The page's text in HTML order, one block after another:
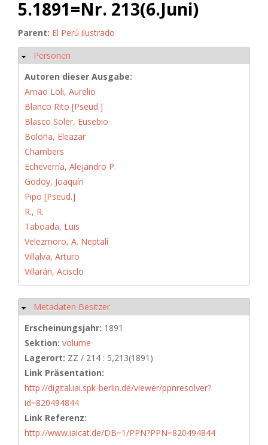
5.1891=Nr. 213(6.Juni)
Parent: El Perú ilustrado
Ausblenden
Personen
Autoren dieser Ausgabe:
Arnao Loli, Aurelio
Blanco Rito [Pseud.]
Blasco Soler, Eusebio
Boloña, Eleazar
Chambers
Echeverría, Alejandro P.
Godoy, Joaquín
Pipo [Pseud.]
R., R.
Taboada, Luis
Velezmoro, A. Neptalí
Villalva, Arturo
Villarán, Acisclo
Ausblenden
Metadaten Besitzer
Erscheinungsjahr: 1891
Sektion: volume
Lagerort: ZZ / 214 : 5,213(1891)
Link Präsentation:
http://digital.iai.spk-berlin.de/viewer/ppnresolver?
id=820494844
Link Referenz:
http://www.iaicat.de/DB=1/PPN?PPN=820494844